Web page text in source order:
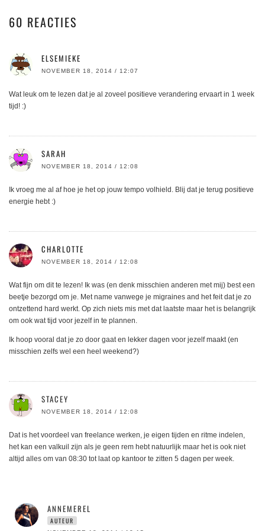
60 REACTIES
ELSEMIEKE
NOVEMBER 18, 2014 / 12:07
Wat leuk om te lezen dat je al zoveel positieve verandering ervaart in 1 week
tijd! :)
SARAH
NOVEMBER 18, 2014 / 12:08
Ik vroeg me al af hoe je het op jouw tempo volhield. Blij dat je terug positieve
energie hebt :)
CHARLOTTE
NOVEMBER 18, 2014 / 12:08
Wat fijn om dit te lezen! Ik was (en denk misschien anderen met mij) best een
beetje bezorgd om je. Met name vanwege je migraines and het feit dat je zo
ontzettend hard werkt. Op zich niets mis met dat laatste maar het is belangrijk
om ook wat tijd voor jezelf in te plannen.
Ik hoop vooral dat je zo door gaat en lekker dagen voor jezelf maakt (en
misschien zelfs wel een heel weekend?)
STACEY
NOVEMBER 18, 2014 / 12:08
Dat is het voordeel van freelance werken, je eigen tijden en ritme indelen,
het kan een valkuil zijn als je geen rem hebt natuurlijk maar het is ook niet
altijd alles om van 08:30 tot laat op kantoor te zitten 5 dagen per week.
ANNEMEREL
AUTEUR